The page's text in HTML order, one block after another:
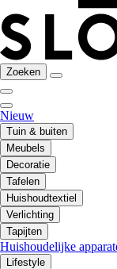
Zoeken
Nieuw
Tuin & buiten
Meubels
Decoratie
Tafelen
Huishoudtextiel
Verlichting
Tapijten
Huishoudelijke
Lifestyle